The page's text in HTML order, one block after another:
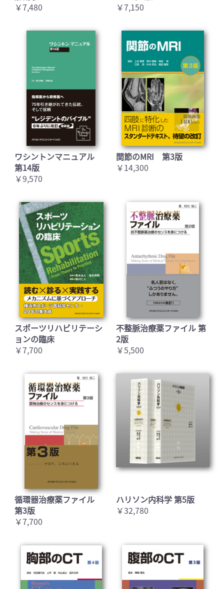
￥7,480
￥7,150
ワシントンマニュアル
第14版
￥9,570
関節のMRI 第3版
￥14,300
スポーツリハビリテーシ
ョンの臨床
￥7,700
不整脈治療薬ファイル 第
2版
￥5,500
循環器治療薬ファイル
第3版
￥7,700
ハリソン内科学 第5版
￥32,780